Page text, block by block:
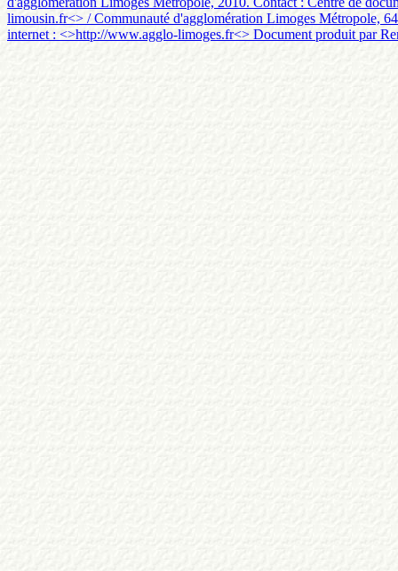
limousin.fr<> / Communauté d'agglomération Limoges Métropole,
internet : <>http://www.agglo-limoges.fr<> Document produit par